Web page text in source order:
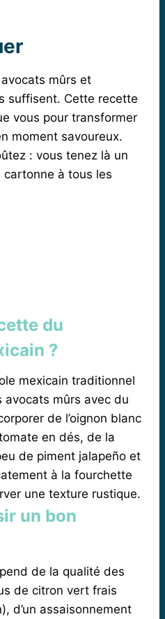
mûrs et
suffisent. Cette recette
vous pour transformer
moment savoureux.
: vous tenez là un
cartonne à tous les
du
?
mexicain traditionnel
avocats mûrs avec du
de l’oignon blanc
en dés, de la
de piment jalapeño et
à la fourchette
une texture rustique.
un bon
de la qualité des
de citron vert frais
d’un assaisonnement